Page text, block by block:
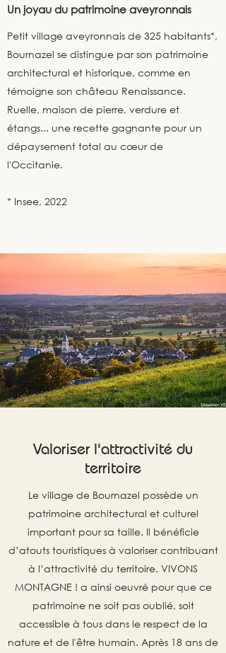
Un joyau du patrimoine aveyronnais
Petit village aveyronnais de 325 habitants*,
Bournazel se distingue par son patrimoine
architectural et historique, comme en
témoigne son château Renaissance.
Ruelle, maison de pierre, verdure et
étangs... une recette gagnante pour un
dépaysement total au cœur de
l'Occitanie.
* Insee, 2022
Valoriser l'attractivité du
territoire
Le village de Bournazel possède un
patrimoine architectural et culturel
important pour sa taille. Il bénéficie
d’atouts touristiques à valoriser contribuant
à l’attractivité du territoire. VIVONS
MONTAGNE ! a ainsi oeuvré pour que ce
patrimoine ne soit pas oublié, soit
accessible à tous dans le respect de la
nature et de l'être humain. Après 18 ans de